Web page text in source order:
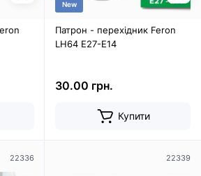
New
Патрон - перехідник Feron
LH64 E27-E14
30.00 грн.
Купити
22336 22339